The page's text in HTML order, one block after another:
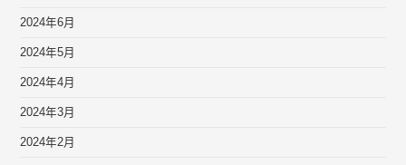
2024年6月
2024年5月
2024年4月
2024年3月
2024年2月